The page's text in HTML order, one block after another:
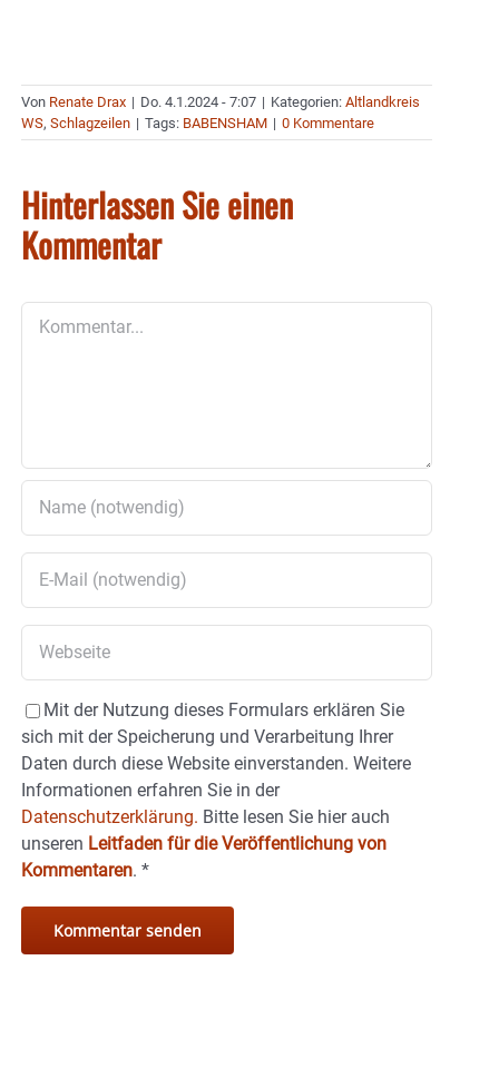
Von Renate Drax | Do. 4.1.2024 - 7:07 | Kategorien: Altlandkreis
WS, Schlagzeilen | Tags: BABENSHAM | 0 Kommentare
Hinterlassen Sie einen
Kommentar
Mit der Nutzung dieses Formulars erklären Sie
sich mit der Speicherung und Verarbeitung Ihrer
Daten durch diese Website einverstanden. Weitere
Informationen erfahren Sie in der
Datenschutzerklärung. Bitte lesen Sie hier auch
unseren Leitfaden für die Veröffentlichung von
Kommentaren. *